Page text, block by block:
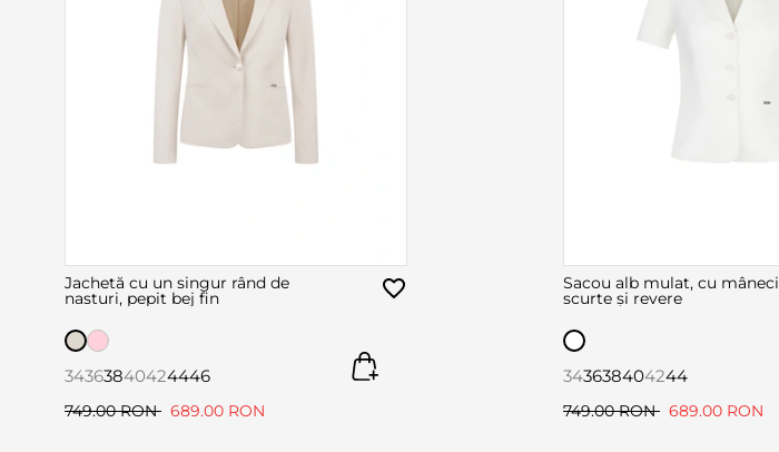
Jachetă cu un singur rând de
nasturi, pepit bej fin
34363840424446
749.00 RON 689.00 RON
Sacou alb mulat, cu mâneci
scurte și revere
343638404244
749.00 RON 689.00 RON